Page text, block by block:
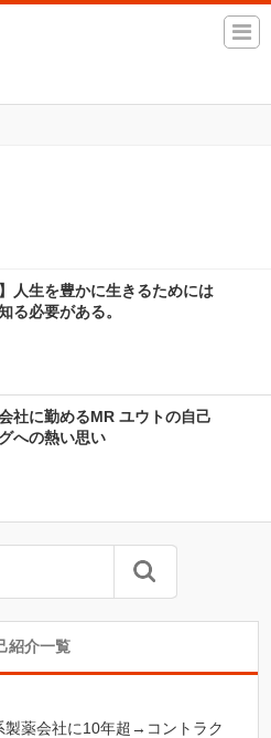
人生を豊かに生きるためには
る必要がある。
社に勤めるMR ユウトの自己
への熱い思い
紹介一覧
製薬会社に10年超→コントラク